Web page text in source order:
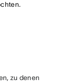
zu denen